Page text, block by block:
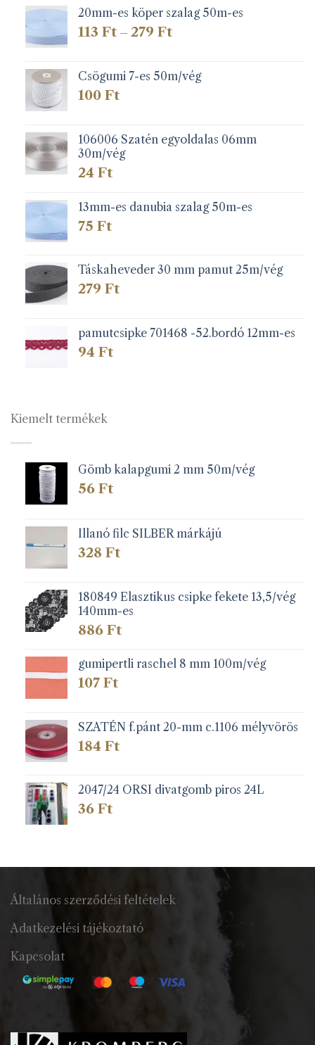
20mm-es köper szalag 50m-es
113 Ft – 279 FtÁrtartomány:
279 Ft
Csögumi 7-es 50m/vég
100 Ft
106006 Szatén egyoldalas 06mm
30m/vég
24 Ft
13mm-es danubia szalag 50m-es
75 Ft
Táskaheveder 30 mm pamut 25m/vég
279 Ft
pamutcsipke 701468 -52.bordó 12mm-es
94 Ft
Kiemelt termékek
Gömb kalapgumi 2 mm 50m/vég
56 Ft
Illanó filc SILBER márkájú
328 Ft
180849 Elasztikus csipke fekete 13,5/vég
140mm-es
886 Ft
gumipertli raschel 8 mm 100m/vég
107 Ft
SZATÉN f.pánt 20-mm c.1106 mélyvörös
184 Ft
2047/24 ORSI divatgomb piros 24L
36 Ft
Általános szerződési feltételek
Adatkezelési tájékoztató
Kapcsolat